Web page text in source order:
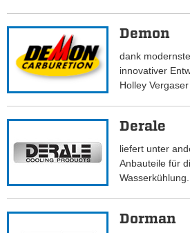
Demon
dank
innovativer
Holley
Derale
liefert unter
Anbauteile für
Dorman